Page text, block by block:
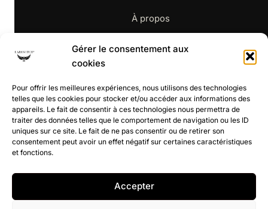
Gérer le consentement aux
cookies
Pour offrir les meilleures expériences, nous utilisons des technologies
telles que les cookies pour stocker et/ou accéder aux informations des
appareils. Le fait de consentir à ces technologies nous permettra de
traiter des données telles que le comportement de navigation ou les ID
uniques sur ce site. Le fait de ne pas consentir ou de retirer son
consentement peut avoir un effet négatif sur certaines caractéristiques
et fonctions.
Accepter
À propos
Contact
BOUTIQUE
La boutique
CGV